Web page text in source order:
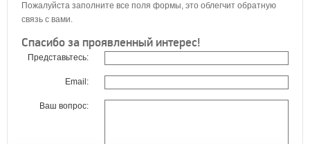
Пожалуйста заполните все поля формы, это облегчит обратную
связь с вами.
Спасибо за проявленный интерес!
Представьтесь:
Email:
Ваш вопрос: